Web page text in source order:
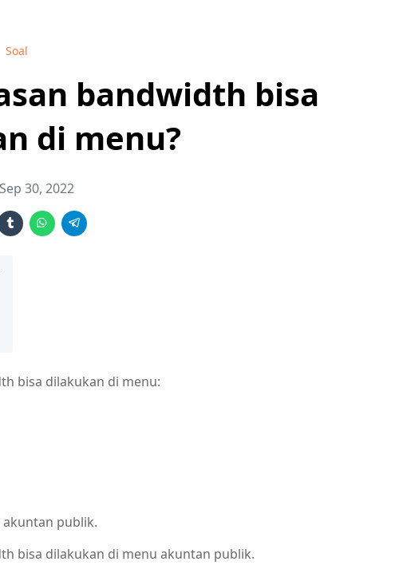
Soal
bandwidth bisa
di menu?
Sep 30, 2022
bisa dilakukan di menu:
akuntan publik.
bisa dilakukan di menu akuntan publik.